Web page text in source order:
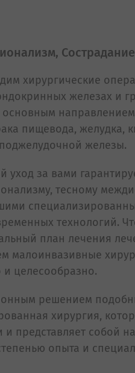
хирургические
железах и
основным
пищевода, желудка,
железы.
уход за вами
тесному
технологий.
план лечения
малоинвазивные
целесообразно.
решением
хирургия,
и представляет собой
опыта и